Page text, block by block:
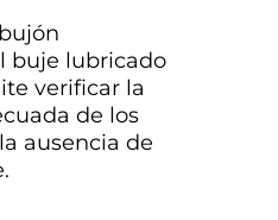
buje lubricado
verificar la
de los
ausencia de